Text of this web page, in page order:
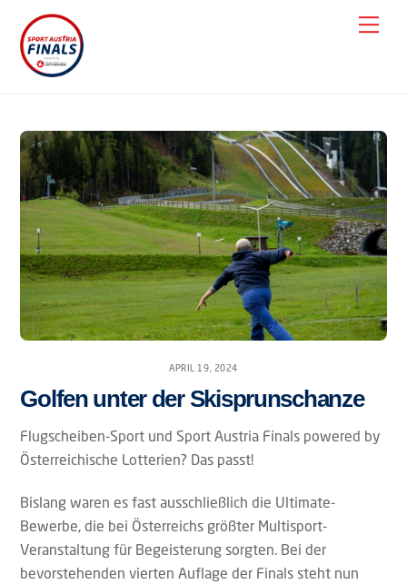
content
APRIL 19, 2024
Golfen unter der Skisprunschanze
Flugscheiben-Sport und Sport Austria Finals powered by
Österreichische Lotterien? Das passt!
Bislang waren es fast ausschließlich die Ultimate-
Bewerbe, die bei Österreichs größter Multisport-
Veranstaltung für Begeisterung sorgten. Bei der
bevorstehenden vierten Auflage der Finals steht nun